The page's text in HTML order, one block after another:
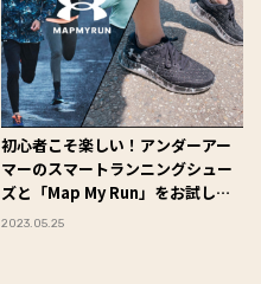
初心者こそ楽しい！アンダーアー
マーのスマートランニングシュー
ズと「Map My Run」をお試し！
#Omezaトーク
2023.05.25